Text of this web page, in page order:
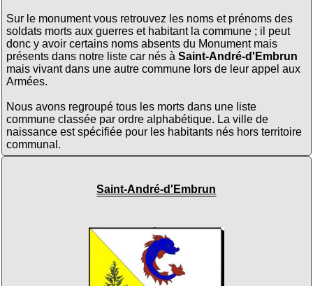
Sur le monument vous retrouvez les noms et prénoms des
soldats morts aux guerres et habitant la commune ; il peut
donc y avoir certains noms absents du Monument mais
présents dans notre liste car nés à Saint-André-d'Embrun
mais vivant dans une autre commune lors de leur appel aux
Armées.
Nous avons regroupé tous les morts dans une liste
commune classée par ordre alphabétique. La ville de
naissance est spécifiée pour les habitants nés hors territoire
communal.
Saint-André-d'Embrun